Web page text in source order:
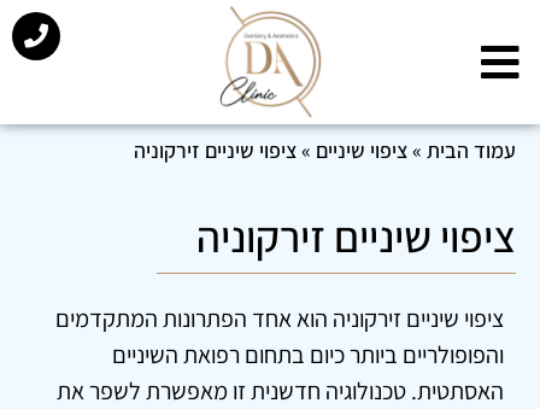
עמוד הבית »ציפוי שיניים »ציפוי שיניים זירקוניה
ציפוי שיניים זירקוניה
ציפוי שיניים זירקוניה הוא אחד הפתרונות המתקדמים
והפופולריים ביותר כיום בתחום רפואת השיניים
האסתטית. טכנולוגיה חדשנית זו מאפשרת לשפר את